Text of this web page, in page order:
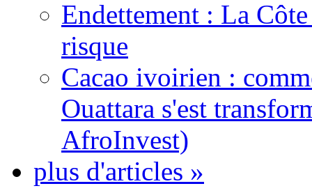
Endettement : La
risque
Cacao ivoirien :
Ouattara s'est
AfroInvest)
plus d'articles »